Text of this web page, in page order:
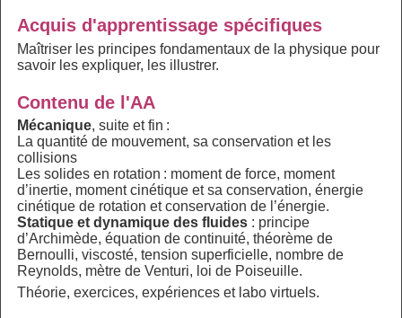
Acquis d'apprentissage spécifiques
Maîtriser les principes fondamentaux de la physique pour
savoir les expliquer, les illustrer.
Contenu de l'AA
Mécanique, suite et fin :
La quantité de mouvement, sa conservation et les
collisions
Les solides en rotation : moment de force, moment
d’inertie, moment cinétique et sa conservation, énergie
cinétique de rotation et conservation de l’énergie.
Statique et dynamique des fluides : principe
d’Archimède, équation de continuité, théorème de
Bernoulli, viscosté, tension superficielle, nombre de
Reynolds, mètre de Venturi, loi de Poiseuille.
Théorie, exercices, expériences et labo virtuels.